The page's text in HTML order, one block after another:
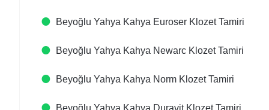
Beyoğlu Yahya Kahya Euroser Klozet Tamiri
Beyoğlu Yahya Kahya Newarc Klozet Tamiri
Beyoğlu Yahya Kahya Norm Klozet Tamiri
Beyoğlu Yahya Kahya Duravit Klozet Tamiri